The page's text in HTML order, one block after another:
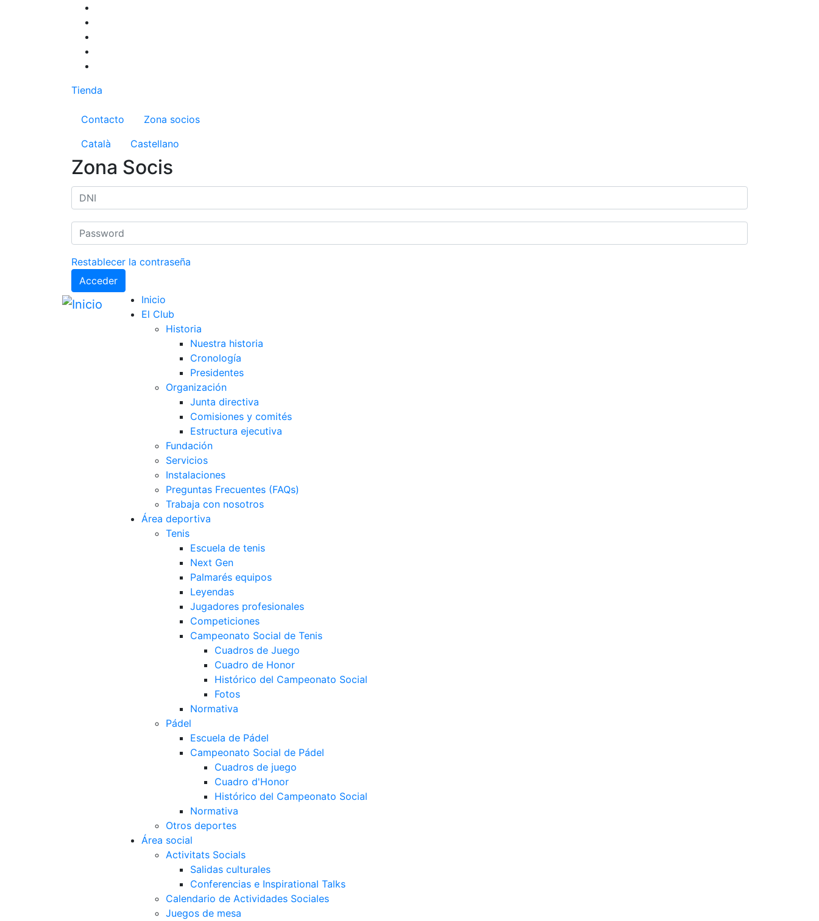
Tienda
Menú del compte d'usuari
Contacto
Zona socios
Català
Castellano
Zona Socis
Restablecer la contraseña
Acceder
Inicio
El Club
Historia
Nuestra historia
Cronología
Presidentes
Organización
Junta directiva
Comisiones y comités
Estructura ejecutiva
Fundación
Servicios
Instalaciones
Preguntas Frecuentes (FAQs)
Trabaja con nosotros
Área deportiva
Tenis
Escuela de tenis
Next Gen
Palmarés equipos
Leyendas
Jugadores profesionales
Competiciones
Campeonato Social de Tenis
Cuadros de Juego
Cuadro de Honor
Histórico del Campeonato Social
Fotos
Normativa
Pádel
Escuela de Pádel
Campeonato Social de Pádel
Cuadros de juego
Cuadro d'Honor
Histórico del Campeonato Social
Normativa
Otros deportes
Área social
Activitats Socials
Salidas culturales
Conferencias e Inspirational Talks
Calendario de Actividades Sociales
Juegos de mesa